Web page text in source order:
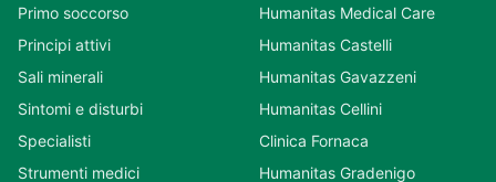
Primo soccorso
Principi attivi
Sali minerali
Sintomi e disturbi
Specialisti
Strumenti medici
Humanitas Medical Care
Humanitas Castelli
Humanitas Gavazzeni
Humanitas Cellini
Clinica Fornaca
Humanitas Gradenigo